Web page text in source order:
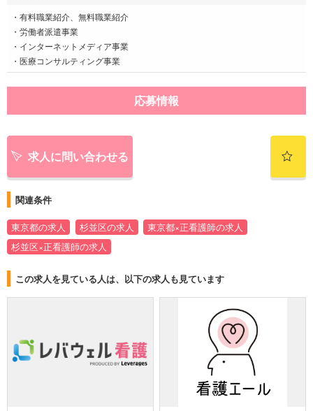
・有料職業紹介、無料職業紹介
・労働者派遣事業
・インターネットメディア事業
・医療コンサルティング事業
応募情報
求人に問い合わせる
関連条件
東京都の求人 杉並区の求人
東京都×正看護師の求人
杉並区×正看護師の求人
この求人を見ている人は、以下の求人も見ています